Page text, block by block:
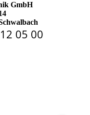
GmbH
05 00